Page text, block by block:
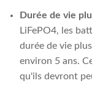
Durée de vie
LiFePO4, les
durée de vie
environ 5 ans.
qu'ils devront